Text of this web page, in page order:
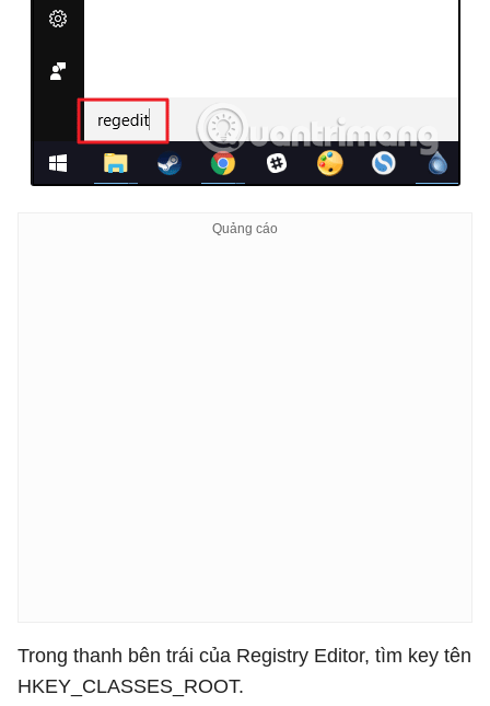
Trong thanh bên trái của Registry Editor, tìm key tên
HKEY_CLASSES_ROOT.